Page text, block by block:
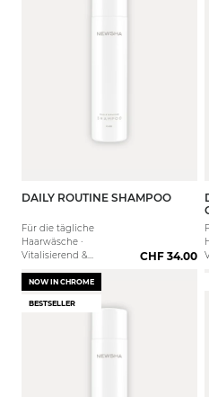
Definierend
Geschmeidigkeit
Farbintensität
Tiefenreinigung
Reduzierung
Dynamische
Ausbalancierte
Frisch / Zitrisch
Nein
250 ml
DAILY ROUTINE SHAMPOO
Für die tägliche
Haarwäsche ·
Vitalisierend &
Reinigung
CHF 34.00
NOW IN CHROME
BESTSELLER